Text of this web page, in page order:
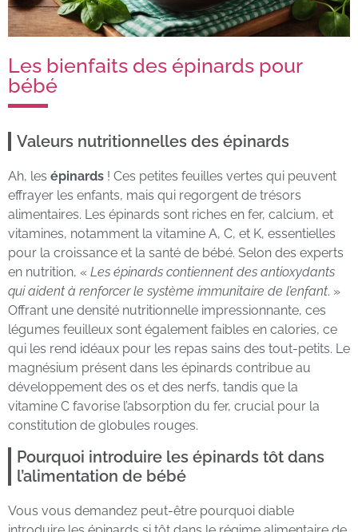
Les bienfaits des épinards pour
bébé
Valeurs nutritionnelles des épinards
Ah, les épinards ! Ces petites feuilles vertes qui peuvent
effrayer les enfants, mais qui regorgent de trésors
alimentaires. Les épinards sont riches en fer, calcium, et
vitamines, notamment la vitamine A, C, et K, essentielles
pour la croissance et la santé de bébé. Selon des experts
en nutrition, « Les épinards contiennent des antioxydants
qui aident à renforcer le système immunitaire de l’enfant. »
Offrant une densité nutritionnelle impressionnante, ces
légumes feuilleux sont également faibles en calories, ce
qui les rend idéaux pour les repas sains des tout-petits. Le
magnésium présent dans les épinards contribue au
développement des os et des nerfs, tandis que la
vitamine C favorise l’absorption du fer, crucial pour la
constitution de globules rouges.
Pourquoi introduire les épinards tôt dans
l’alimentation de bébé
Vous vous demandez peut-être pourquoi diable